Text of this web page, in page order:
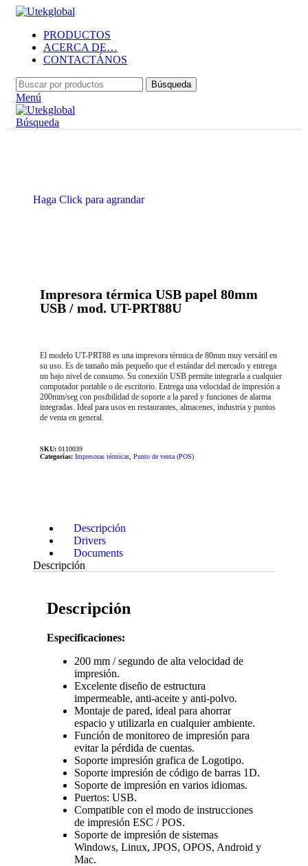
PRODUCTOS
ACERCA DE…
CONTACTÁNOS
Búsqueda
Menú
Búsqueda
Haga Click para agrandar
Impresora térmica USB papel 80mm
USB / mod. UT-PRT88U
El modelo UT-PRT88 es una impresora térmica de 80mm muy versátil en
su uso. Es de tamaño más pequeño que el estándar del mercado y entrega
un bajo nivel de consumo. Su conexión USB permite integrarla a cualquier
computador portable o de escritorio. Entrega una velocidad de impresión a
200mm/seg con posibilidad de soporte a la pared y funciones de alarma
integradas. Ideal para usos en restaurantes, almacenes, industria y puntos
de venta en general.
SKU: 0110039
Categorías: Impresoras térmicas Punto de venta (POS)
Descripción
Drivers
Documents
Descripción
Descripción
Especificaciones:
200 mm / segundo de alta velocidad de
impresión.
Excelente diseño de estructura
impermeable, anti-aceite y anti-polvo.
Montaje de pared, ideal para ahorrar
espacio y utilizarla en cualquier ambiente.
Función de monitoreo de impresión para
evitar la pérdida de cuentas.
Soporte impresión grafica de Logotipo.
Soporte impresión de código de barras 1D.
Soporte de impresión en varios idiomas.
Puertos: USB.
Compatible con el modo de instrucciones
de impresión ESC / POS.
Soporte de impresión de sistemas
Windows, Linux, JPOS, OPOS, Android y
Mac.